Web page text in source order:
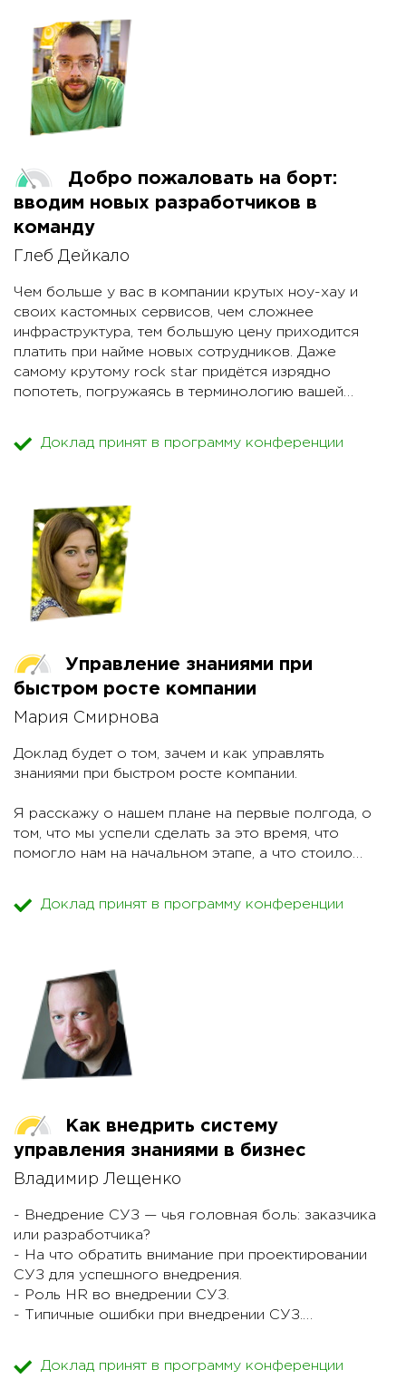
Добро пожаловать на борт:
вводим новых разработчиков в
команду
Глеб Дейкало
Чем больше у вас в компании крутых ноу-хау и
своих кастомных сервисов, чем сложнее
инфраструктура, тем большую цену приходится
платить при найме новых сотрудников. Даже
самому крутому rock star придётся изрядно
попотеть, погружаясь в терминологию вашей
необходимое новому сотруднику для погружения в
проект.
Доклад принят в программу конференции
Управление знаниями при
быстром росте компании
Мария Смирнова
Доклад будет о том, зачем и как управлять
знаниями при быстром росте компании.
Я расскажу о нашем плане на первые полгода, о
том, что мы успели сделать за это время, что
помогло нам на начальном этапе, а что стоило
работы над базой знаний с разработчиками,
Доклад принят в программу конференции
Как внедрить систему
управления знаниями в бизнес
Владимир Лещенко
- Внедрение СУЗ — чья головная боль: заказчика
или разработчика?
- На что обратить внимание при проектировании
СУЗ для успешного внедрения.
- Роль HR во внедрении СУЗ.
- Типичные ошибки при внедрении СУЗ.
стратегий.
Доклад принят в программу конференции